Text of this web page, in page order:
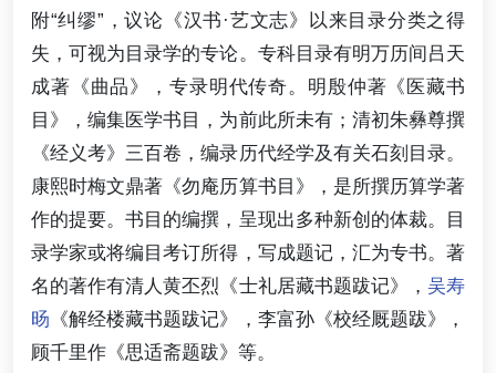
附“纠缪”，议论《汉书·艺文志》以来目录分类之得
失，可视为目录学的专论。专科目录有明万历间吕天
成著《曲品》，专录明代传奇。明殷仲著《医藏书
目》，编集医学书目，为前此所未有；清初朱彝尊撰
《经义考》三百卷，编录历代经学及有关石刻目录。
康熙时梅文鼎著《勿庵历算书目》，是所撰历算学著
作的提要。书目的编撰，呈现出多种新创的体裁。目
录学家或将编目考订所得，写成题记，汇为专书。著
名的著作有清人黄丕烈《士礼居藏书题跋记》， 吴寿
旸 《解经楼藏书题跋记》，李富孙《校经厩题跋》，
顾千里作《思适斋题跋》等。